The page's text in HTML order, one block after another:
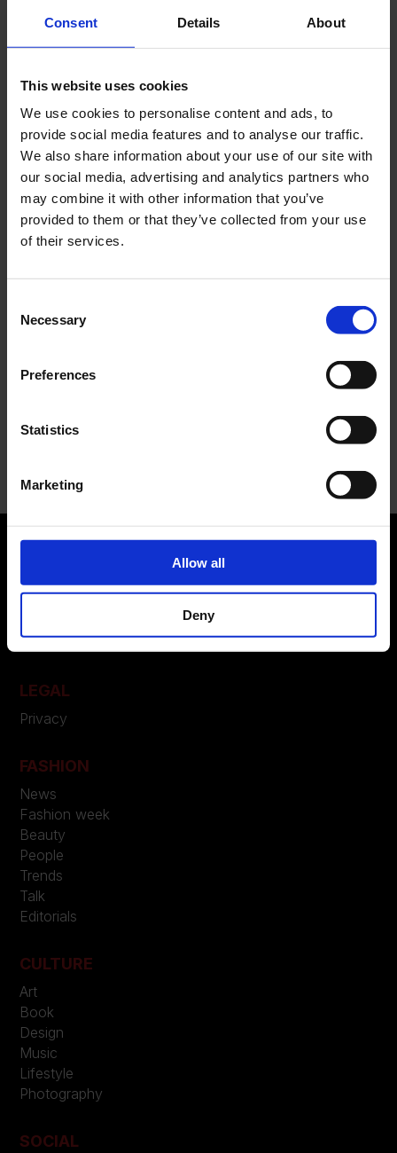
Consent Details About
This website uses cookies
We use cookies to personalise content and ads, to
provide social media features and to analyse our traffic.
We also share information about your use of our site with
our social media, advertising and analytics partners who
may combine it with other information that you’ve
provided to them or that they’ve collected from your use
of their services.
Selection
Necessary
Preferences
Statistics
Marketing
Allow all
Deny
Recent Posts
Dolce Vita Riviera
Le donne omeriche e l’eterna resistenza: il
coraggio di chi persiste all’ombra degli eroi
Slayyyter e il sogno decadente della provincia
americana: chi è la nuova anti-diva della musica
collaborazione e il lancio della Gel-Resolution™ 5
L’universo crepuscolare di Miu Miu: Hailey Bieber e
campagna FW 2026
Recent Comments
ABOUT US
Contatti
LEGAL
Privacy
FASHION
News
Fashion week
Beauty
People
Trends
Talk
Editorials
CULTURE
Art
Book
Design
Music
Lifestyle
Photography
SOCIAL